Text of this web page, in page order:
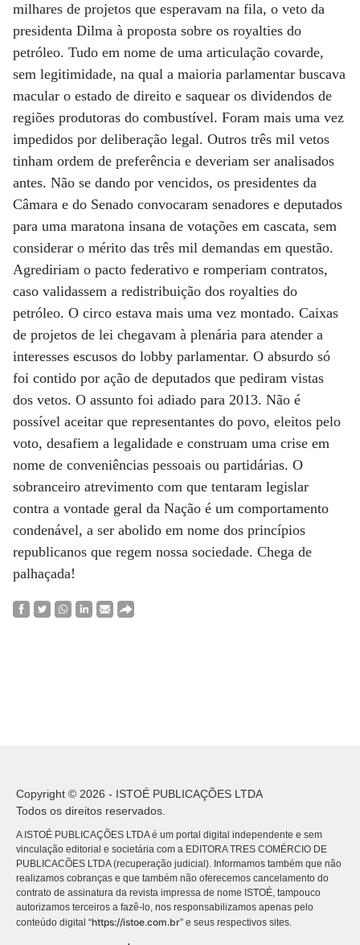
milhares de projetos que esperavam na fila, o veto da
presidenta Dilma à proposta sobre os royalties do
petróleo. Tudo em nome de uma articulação covarde,
sem legitimidade, na qual a maioria parlamentar buscava
macular o estado de direito e saquear os dividendos de
regiões produtoras do combustível. Foram mais uma vez
impedidos por deliberação legal. Outros três mil vetos
tinham ordem de preferência e deveriam ser analisados
antes. Não se dando por vencidos, os presidentes da
Câmara e do Senado convocaram senadores e deputados
para uma maratona insana de votações em cascata, sem
considerar o mérito das três mil demandas em questão.
Agrediriam o pacto federativo e romperiam contratos,
caso validassem a redistribuição dos royalties do
petróleo. O circo estava mais uma vez montado. Caixas
de projetos de lei chegavam à plenária para atender a
interesses escusos do lobby parlamentar. O absurdo só
foi contido por ação de deputados que pediram vistas
dos vetos. O assunto foi adiado para 2013. Não é
possível aceitar que representantes do povo, eleitos pelo
voto, desafiem a legalidade e construam uma crise em
nome de conveniências pessoais ou partidárias. O
sobranceiro atrevimento com que tentaram legislar
contra a vontade geral da Nação é um comportamento
condenável, a ser abolido em nome dos princípios
republicanos que regem nossa sociedade. Chega de
palhaçada!
Copyright © 2026 - ISTOÉ PUBLICAÇÕES LTDA
Todos os direitos reservados.
A ISTOÉ PUBLICAÇÕES LTDA é um portal digital independente e sem
vinculação editorial e societária com a EDITORA TRES COMÉRCIO DE
PUBLICACÕES LTDA (recuperação judicial). Informamos também que não
realizamos cobranças e que também não oferecemos cancelamento do
contrato de assinatura da revista impressa de nome ISTOÉ, tampouco
autorizamos terceiros a fazê-lo, nos responsabilizamos apenas pelo
conteúdo digital “https://istoe.com.br” e seus respectivos sites.